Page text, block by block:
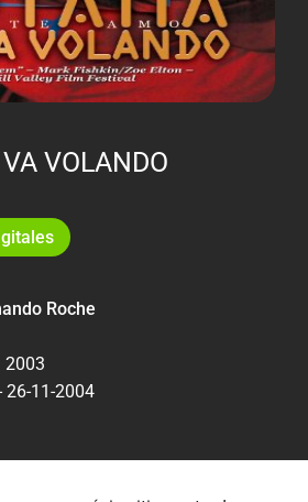
VOLANDO
Roche
2003
26-11-2004